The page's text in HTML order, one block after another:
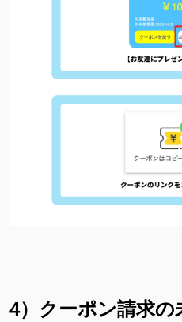
4） クーポン請求の